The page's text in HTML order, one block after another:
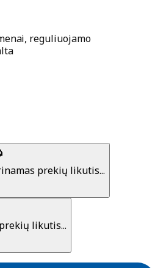
reguliuojamo
vnt.
prekių likutis...
likutis...